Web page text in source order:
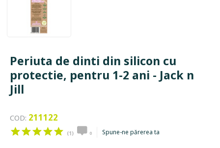
Periuta de dinti din silicon cu
protectie, pentru 1-2 ani - Jack n
Jill
COD: 211122
(1) 0 Spune-ne părerea ta